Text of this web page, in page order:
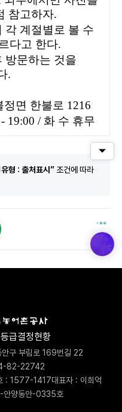
참고하자.
각 계절별로 볼 수
다고 한다.
방문하는 것을
.
면 한불로 1216
19:00 / 화 수 휴무
형 : 출처표시” 조건에 따라
퀵메
등급결정현황
구 부림로 169번길 22
82-22742
: 1577-1417대표자 : 이희억
안양동안-0335호